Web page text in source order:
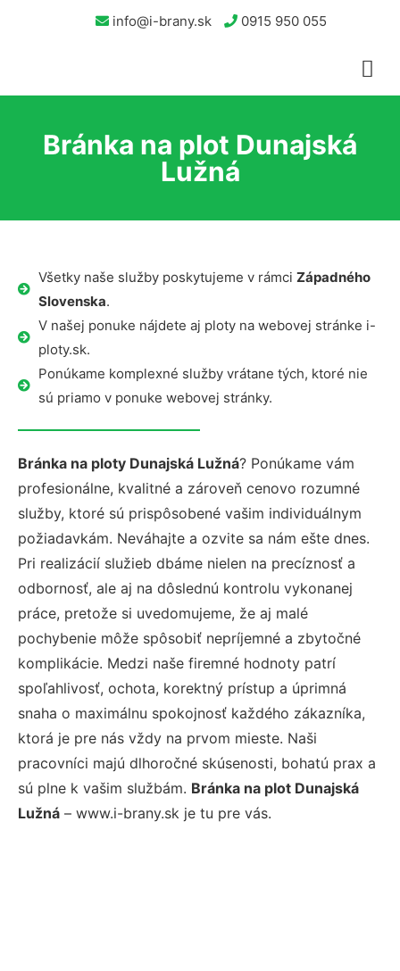
info@i-brany.sk 0915 950 055
Bránka na plot Dunajská
Lužná
Všetky naše služby poskytujeme v rámci Západného
Slovenska.
V našej ponuke nájdete aj ploty na webovej stránke i-
ploty.sk.
Ponúkame komplexné služby vrátane tých, ktoré nie
sú priamo v ponuke webovej stránky.
Bránka na ploty Dunajská Lužná? Ponúkame vám
profesionálne, kvalitné a zároveň cenovo rozumné
služby, ktoré sú prispôsobené vašim individuálnym
požiadavkám. Neváhajte a ozvite sa nám ešte dnes.
Pri realizácií služieb dbáme nielen na precíznosť a
odbornosť, ale aj na dôslednú kontrolu vykonanej
práce, pretože si uvedomujeme, že aj malé
pochybenie môže spôsobiť nepríjemné a zbytočné
komplikácie. Medzi naše firemné hodnoty patrí
spoľahlivosť, ochota, korektný prístup a úprimná
snaha o maximálnu spokojnosť každého zákazníka,
ktorá je pre nás vždy na prvom mieste. Naši
pracovníci majú dlhoročné skúsenosti, bohatú prax a
sú plne k vašim službám. Bránka na plot Dunajská
Lužná – www.i-brany.sk je tu pre vás.